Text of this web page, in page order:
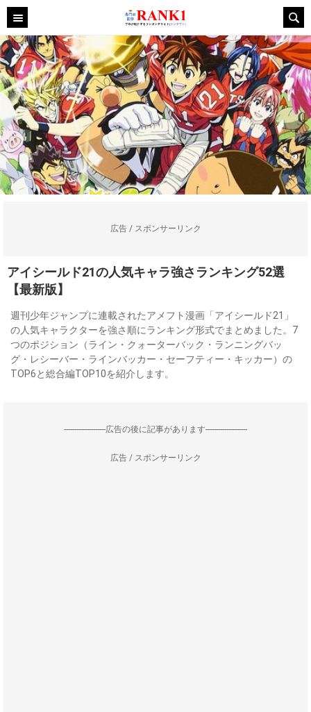
広告 / スポンサーリンク
アイシールド21の人気キャラ強さランキング52選
【最新版】
週刊少年ジャンプに連載されたアメフト漫画「アイシールド21」
の人気キャラクターを強さ順にランキング形式でまとめました。7
つのポジション（ライン・クォーターバック・ランニングバッ
グ・レシーバー・ラインバッカー・セーフティー・キッカー）の
TOP6と総合編TOP10を紹介します。
--------------------広告の後に記事があります--------------------
広告 / スポンサーリンク